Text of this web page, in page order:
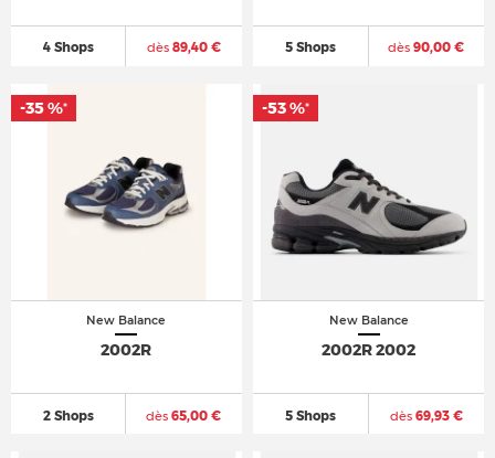
4 Shops dès89,40 € 5 Shops dès 90,00 €
New Balance
2002R
2 Shops dès 65,00 €
-35 %*
New Balance
2002R 2002
5 Shops dès69,93 €
-53 %*